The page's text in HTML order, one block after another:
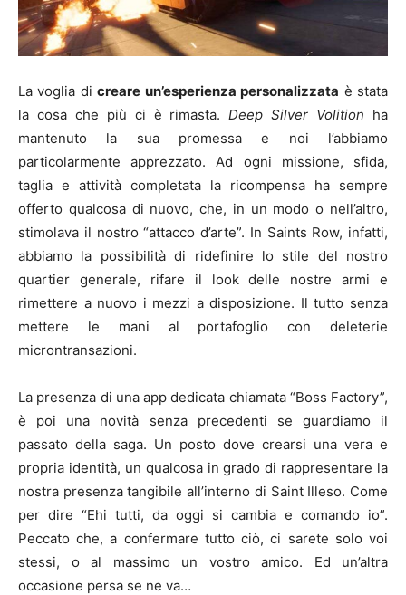
La voglia dicreare un’esperienza personalizzata è stata
la cosa che più ci è rimasta.Deep Silver Volition ha
mantenuto la sua promessa e noi l’abbiamo
particolarmente apprezzato. Ad ogni missione, sfida,
taglia e attività completata la ricompensa ha sempre
offerto qualcosa di nuovo, che, in un modo o nell’altro,
stimolava il nostro “attacco d’arte”. In Saints Row, infatti,
abbiamo la possibilità di ridefinire lo stile del nostro
quartier generale, rifare il look delle nostre armi e
rimettere a nuovo i mezzi a disposizione. Il tutto senza
mettere le mani al portafoglio con deleterie
microntransazioni.
La presenza di una app dedicata chiamata “Boss Factory”,
è poi una novità senza precedenti se guardiamo il
passato della saga. Un posto dove crearsi una vera e
propria identità, un qualcosa in grado di rappresentare la
nostra presenza tangibile all’interno di Saint Illeso. Come
per dire “Ehi tutti, da oggi si cambia e comando io”.
Peccato che, a confermare tutto ciò, ci sarete solo voi
stessi, o al massimo un vostro amico. Ed un’altra
occasione persa se ne va…